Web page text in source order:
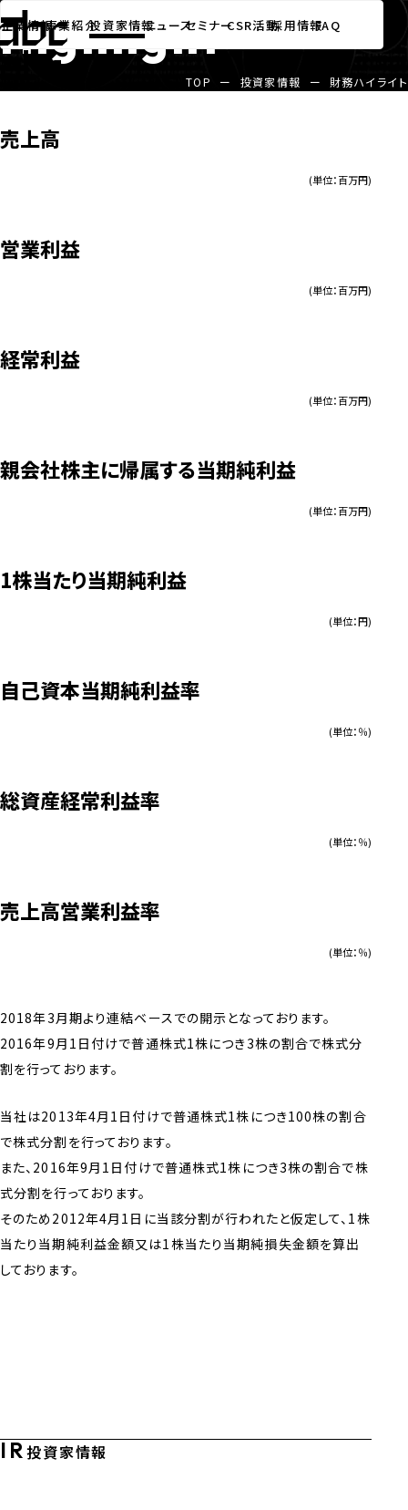
企業情報事業紹介投資家情報ニュースセミナーCSR活動採用情報FAQ
財務ハイライト
Highlight
TOP ー 投資家情報 ー 財務ハイライト
売上高
(単位：百万円)
営業利益
(単位：百万円)
経常利益
(単位：百万円)
親会社株主に帰属する当期純利益
(単位：百万円)
1株当たり当期純利益
(単位：円)
自己資本当期純利益率
(単位：％)
総資産経常利益率
(単位：％)
売上高営業利益率
(単位：％)
2018年3月期より連結ベースでの開示となっております。
2016年9月1日付けで普通株式1株につき3株の割合で株式分
割を行っております。
当社は2013年4月1日付けで普通株式1株につき100株の割合
で株式分割を行っております。
また、2016年9月1日付けで普通株式1株につき3株の割合で株
式分割を行っております。
そのため2012年4月1日に当該分割が行われたと仮定して、1株
当たり当期純利益金額又は1株当たり当期純損失金額を算出
しております。
IR投資家情報